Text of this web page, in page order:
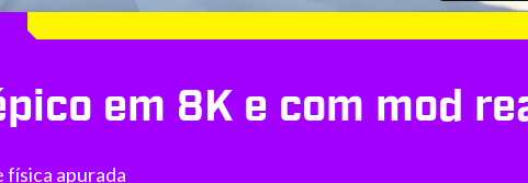
em 8K e com mod
física apurada